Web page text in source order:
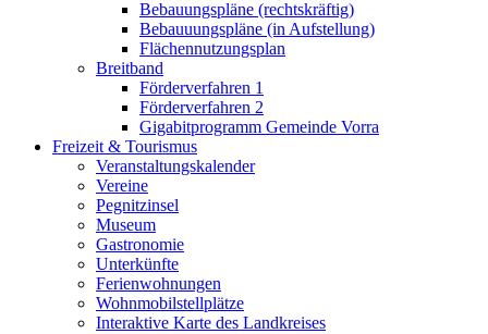
Bebauungspläne (rechtskräftig)
Bebauuungspläne (in Aufstellung)
Flächennutzungsplan
Breitband
Förderverfahren 1
Förderverfahren 2
Gigabitprogramm Gemeinde Vorra
Freizeit & Tourismus
Veranstaltungskalender
Vereine
Pegnitzinsel
Museum
Gastronomie
Unterkünfte
Ferienwohnungen
Wohnmobilstellplätze
Interaktive Karte des Landkreises